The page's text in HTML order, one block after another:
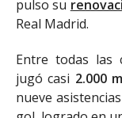
pulso su
Real Madrid.
Entre todas las
jugó casi 2.000
nueve